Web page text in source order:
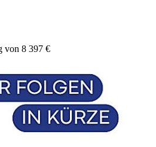
von 8 397 €